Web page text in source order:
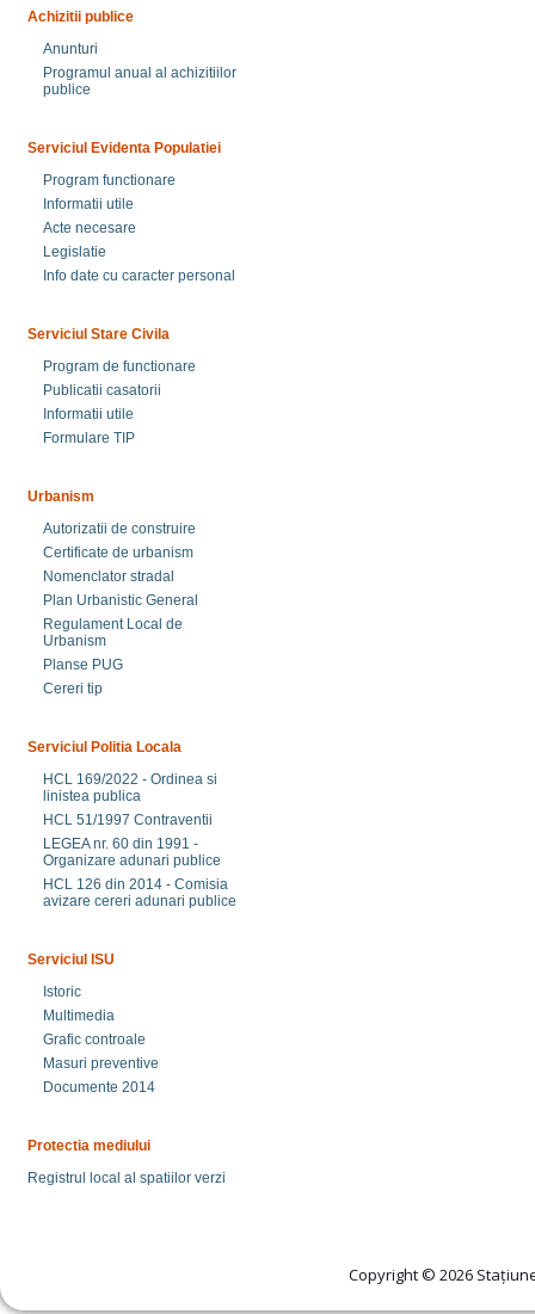
Achizitii publice
Anunturi
Programul anual al achizitiilor
publice
Serviciul Evidenta Populatiei
Program functionare
Informatii utile
Acte necesare
Legislatie
Info date cu caracter personal
Serviciul Stare Civila
Program de functionare
Publicatii casatorii
Informatii utile
Formulare TIP
Urbanism
Autorizatii de construire
Certificate de urbanism
Nomenclator stradal
Plan Urbanistic General
Regulament Local de
Urbanism
Planse PUG
Cereri tip
Serviciul Politia Locala
HCL 169/2022 - Ordinea si
linistea publica
HCL 51/1997 Contraventii
LEGEA nr. 60 din 1991 -
Organizare adunari publice
HCL 126 din 2014 - Comisia
avizare cereri adunari publice
Serviciul ISU
Istoric
Multimedia
Grafic controale
Masuri preventive
Documente 2014
Protectia mediului
Registrul local al spatiilor verzi
Copyright © 2026